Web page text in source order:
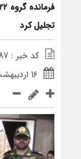
تجلیل کرد
کد خبر : 15187
16 اردیبهشت 1402 - 10:21